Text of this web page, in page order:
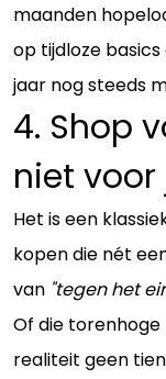
maanden
op tijdloze
jaar nog steeds
4. Shop
niet
Het is een
kopen die nét
van "tegen het
Of die
realiteit geen